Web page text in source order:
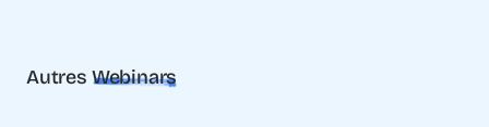
Autres Webinars